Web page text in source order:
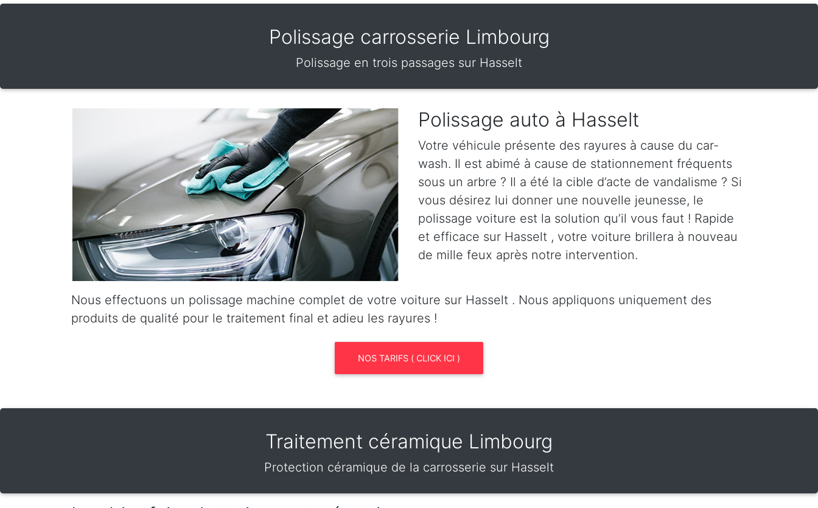
Polissage carrosserie Limbourg
Polissage en trois passages sur Hasselt
Polissage auto à Hasselt
Votre véhicule présente des rayures à cause du car-
wash. Il est abimé à cause de stationnement fréquents
sous un arbre ? Il a été la cible d’acte de vandalisme ? Si
vous désirez lui donner une nouvelle jeunesse, le
polissage voiture est la solution qu’il vous faut ! Rapide
et efficace sur Hasselt , votre voiture brillera à nouveau
de mille feux après notre intervention.
Nous effectuons un polissage machine complet de votre voiture sur Hasselt . Nous appliquons uniquement des
produits de qualité pour le traitement final et adieu les rayures !
NOS TARIFS ( CLICK ICI )
Traitement céramique Limbourg
Protection céramique de la carrosserie sur Hasselt